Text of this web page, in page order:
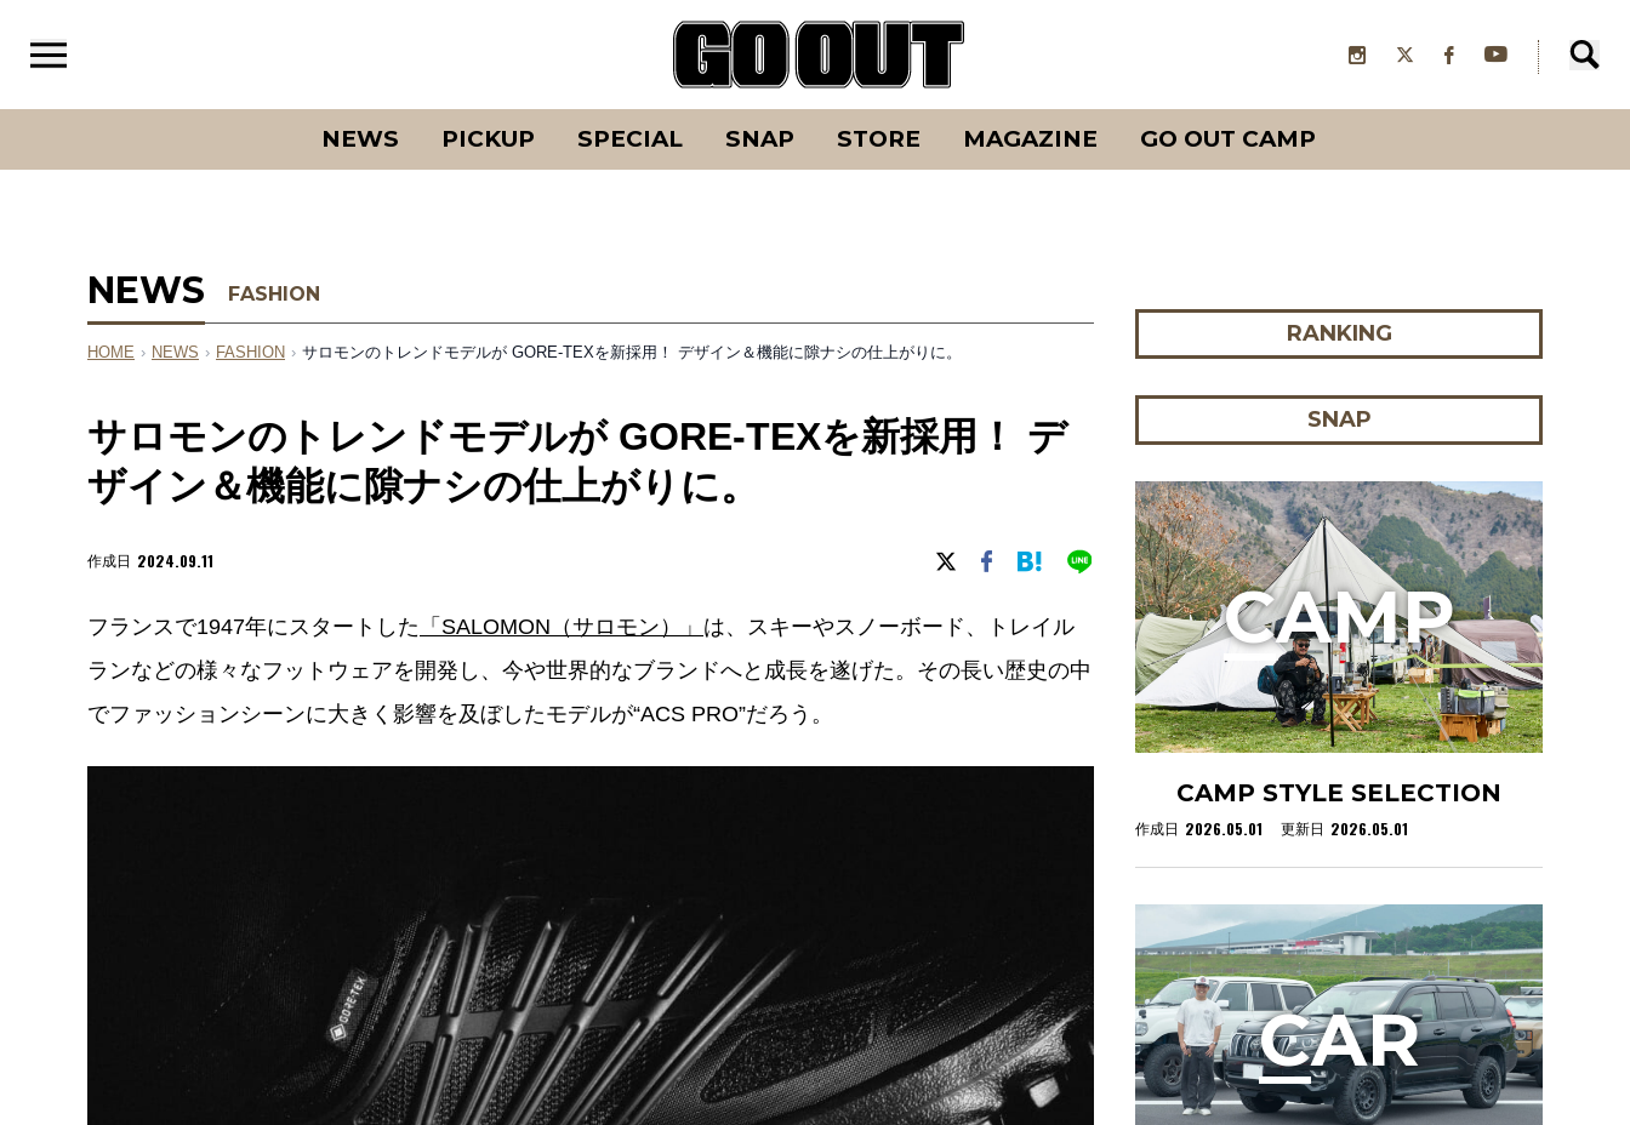
NEWS PICKUP SPECIAL SNAP STORE MAGAZINE GO OUT CAMP
NEWS FASHION
HOME › NEWS › FASHION › サロモンのトレンドモデルが GORE-TEXを新採用！ デザイン＆機能に隙ナシの仕上がりに。
サロモンのトレンドモデルが GORE-TEXを新採用！ デ
ザイン＆機能に隙ナシの仕上がりに。
作成日 2024.09.11
フランスで1947年にスタートした 「SALOMON（サロモン）」 は、スキーやスノーボード、トレイル
ランなどの様々なフットウェアを開発し、今や世界的なブランドへと成長を遂げた。その長い歴史の中
でファッションシーンに大きく影響を及ぼしたモデルが“ACS PRO”だろう。
RANKING
SNAP
CAMP STYLE SELECTION
作成日 2026.05.01 更新日 2026.05.01
CAMP
CAR